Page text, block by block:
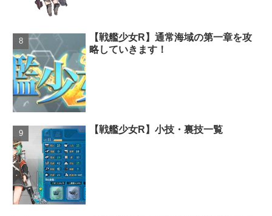
【戦艦少女R】通常海域の第一章を攻
略していきます！
【戦艦少女R】小技・裏技一覧